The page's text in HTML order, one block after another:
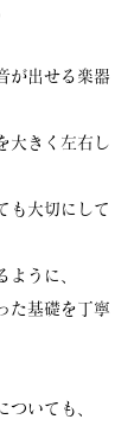
が出せる楽器
大きく左右し
も大切にして
ように、
た基礎を丁寧
ついても、